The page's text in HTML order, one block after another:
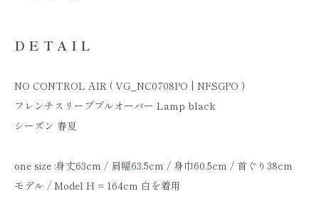
DETAIL
NO CONTROL AIR ( VG_NC0708PO | NFSGPO )
フレンチスリーブプルオーバー Lamp black
シーズン 春夏
one size :身丈63cm / 肩幅63.5cm / 身巾60.5cm / 首ぐり38cm
モデル / Model H = 164cm 白を着用